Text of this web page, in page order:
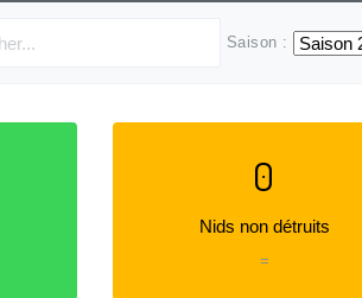
Saison :
0
Nids non détruits
=